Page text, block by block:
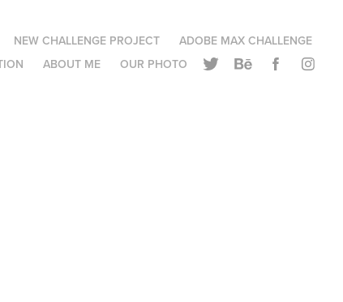
NEW CHALLENGE PROJECT
ADOBE MAX CHALLENGE
ABOUT ME OUR PHOTO